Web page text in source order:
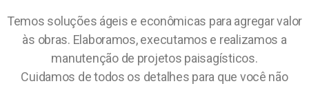
Temos soluções ágeis e econômicas para agregar valor
às obras. Elaboramos, executamos e realizamos a
manutenção de projetos paisagísticos.
Cuidamos de todos os detalhes para que você não